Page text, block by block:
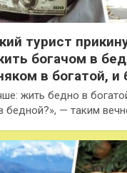
турист
богачом в
в богатой, и
жить бедно в
бедной?», — таким